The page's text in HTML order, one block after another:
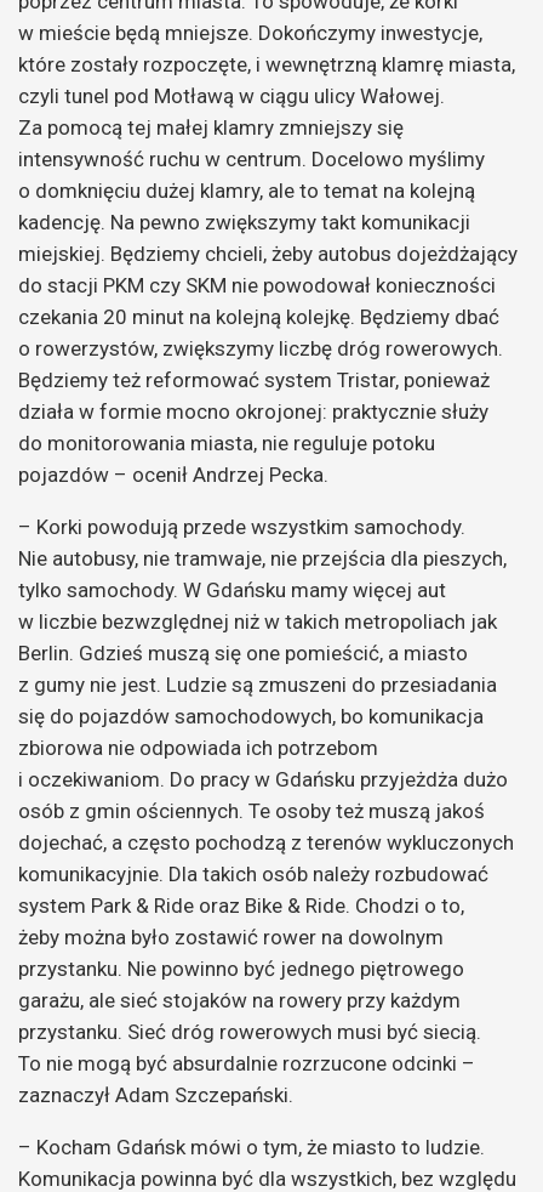
w mieście będą mniejsze. Dokończymy inwestycje,
które zostały rozpoczęte, i wewnętrzną klamrę miasta,
czyli tunel pod Motławą w ciągu ulicy Wałowej.
Za pomocą tej małej klamry zmniejszy się
intensywność ruchu w centrum. Docelowo myślimy
o domknięciu dużej klamry, ale to temat na kolejną
kadencję. Na pewno zwiększymy takt komunikacji
miejskiej. Będziemy chcieli, żeby autobus dojeżdżający
do stacji PKM czy SKM nie powodował konieczności
czekania 20 minut na kolejną kolejkę. Będziemy dbać
o rowerzystów, zwiększymy liczbę dróg rowerowych.
Będziemy też reformować system Tristar, ponieważ
działa w formie mocno okrojonej: praktycznie służy
do monitorowania miasta, nie reguluje potoku
pojazdów – ocenił Andrzej Pecka.
– Korki powodują przede wszystkim samochody.
Nie autobusy, nie tramwaje, nie przejścia dla pieszych,
tylko samochody. W Gdańsku mamy więcej aut
w liczbie bezwzględnej niż w takich metropoliach jak
Berlin. Gdzieś muszą się one pomieścić, a miasto
z gumy nie jest. Ludzie są zmuszeni do przesiadania
się do pojazdów samochodowych, bo komunikacja
zbiorowa nie odpowiada ich potrzebom
i oczekiwaniom. Do pracy w Gdańsku przyjeżdża dużo
osób z gmin ościennych. Te osoby też muszą jakoś
dojechać, a często pochodzą z terenów wykluczonych
komunikacyjnie. Dla takich osób należy rozbudować
system Park & Ride oraz Bike & Ride. Chodzi o to,
żeby można było zostawić rower na dowolnym
przystanku. Nie powinno być jednego piętrowego
garażu, ale sieć stojaków na rowery przy każdym
przystanku. Sieć dróg rowerowych musi być siecią.
To nie mogą być absurdalnie rozrzucone odcinki –
zaznaczył Adam Szczepański.
– Kocham Gdańsk mówi o tym, że miasto to ludzie.
Komunikacja powinna być dla wszystkich, bez względu